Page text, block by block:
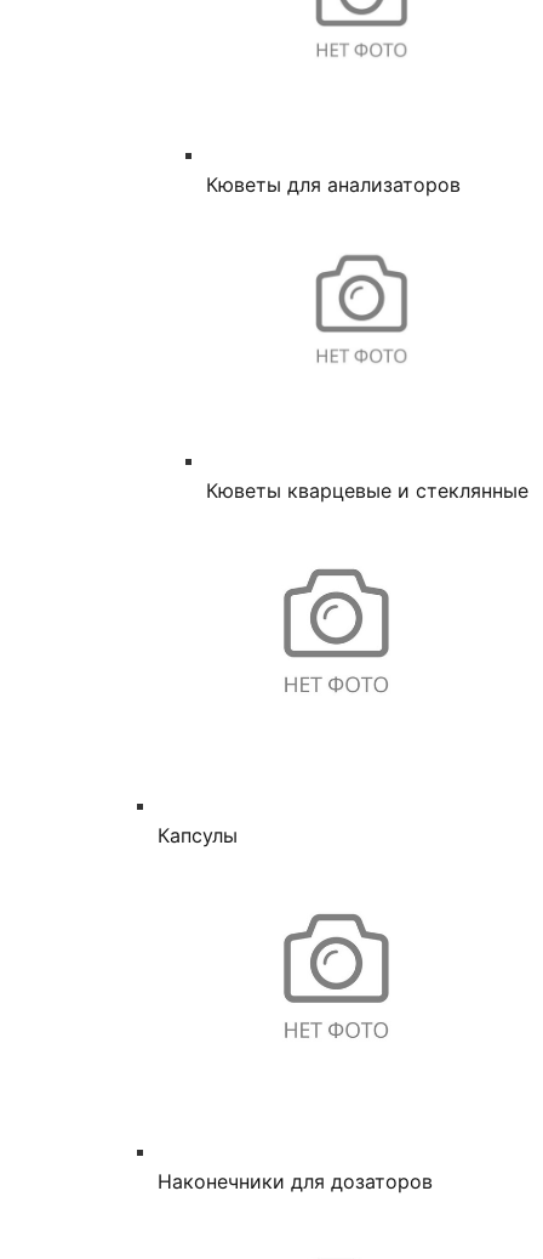
Кюветы для анализаторов
Кюветы кварцевые и стеклянные
Капсулы
Наконечники для дозаторов